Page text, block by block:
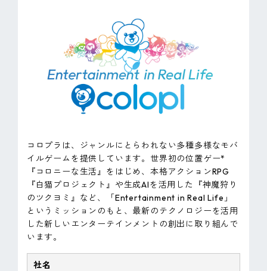
コロプラは、ジャンルにとらわれない多種多様なモバ
イルゲームを提供しています。世界初の位置ゲー*
『コロニーな生活』をはじめ、本格アクションRPG
『白猫プロジェクト』や生成AIを活用した『神魔狩り
のツクヨミ』など、「Entertainment in Real Life」
というミッションのもと、最新のテクノロジーを活用
した新しいエンターテインメントの創出に取り組んで
います。
社名